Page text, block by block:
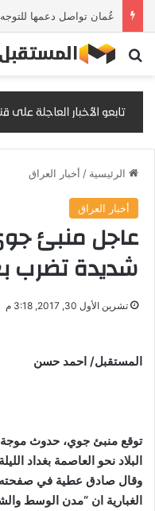
بحث عن
الرئيسية / أخبار العراق
أخبار العراق
عاجل منبئ
شديدة تضرب
تشرين الأول 30, 2017, 3:18 م
المستقبل/ احمد حسن
توقع منبئ جوي، حدوث
البلاد نحو العاصمة بغداد
وقال صادق عطية في
الغبارية ان “مدن الوسط